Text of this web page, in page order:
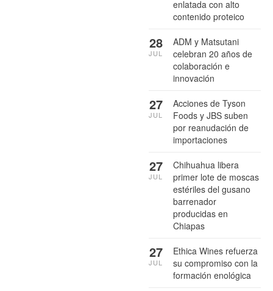
enlatada con alto
contenido proteico
ADM y Matsutani
celebran 20 años de
colaboración e
innovación
28
JUL
Acciones de Tyson
Foods y JBS suben
por reanudación de
importaciones
27
JUL
Chihuahua libera
primer lote de moscas
estériles del gusano
barrenador
producidas en
Chiapas
27
JUL
Ethica Wines refuerza
su compromiso con la
formación enológica
27
JUL